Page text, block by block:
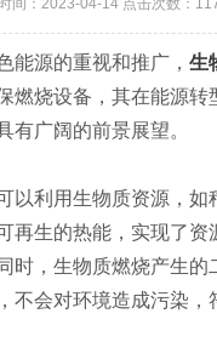
间：2023-04-14 点击次数：
源的重视和推广，生
燃烧设备，其在能源转
有广阔的前景展望。
利用生物质资源，如
再生的热能，实现了资
时，生物质燃烧产生的
不会对环境造成污染，